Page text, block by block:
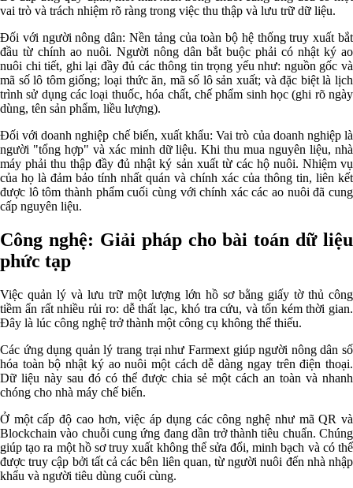
vai trò và trách nhiệm rõ ràng trong việc thu thập và lưu trữ dữ liệu.
Đối với người nông dân: Nền tảng của toàn bộ hệ thống truy xuất bắt
đầu từ chính ao nuôi. Người nông dân bắt buộc phải có nhật ký ao
nuôi chi tiết, ghi lại đầy đủ các thông tin trọng yếu như: nguồn gốc và
mã số lô tôm giống; loại thức ăn, mã số lô sản xuất; và đặc biệt là lịch
trình sử dụng các loại thuốc, hóa chất, chế phẩm sinh học (ghi rõ ngày
dùng, tên sản phẩm, liều lượng).
Đối với doanh nghiệp chế biến, xuất khẩu: Vai trò của doanh nghiệp là
người "tổng hợp" và xác minh dữ liệu. Khi thu mua nguyên liệu, nhà
máy phải thu thập đầy đủ nhật ký sản xuất từ các hộ nuôi. Nhiệm vụ
của họ là đảm bảo tính nhất quán và chính xác của thông tin, liên kết
được lô tôm thành phẩm cuối cùng với chính xác các ao nuôi đã cung
cấp nguyên liệu.
Công nghệ: Giải pháp cho bài toán dữ liệu
phức tạp
Việc quản lý và lưu trữ một lượng lớn hồ sơ bằng giấy tờ thủ công
tiềm ẩn rất nhiều rủi ro: dễ thất lạc, khó tra cứu, và tốn kém thời gian.
Đây là lúc công nghệ trở thành một công cụ không thể thiếu.
Các ứng dụng quản lý trang trại như Farmext giúp người nông dân số
hóa toàn bộ nhật ký ao nuôi một cách dễ dàng ngay trên điện thoại.
Dữ liệu này sau đó có thể được chia sẻ một cách an toàn và nhanh
chóng cho nhà máy chế biến.
Ở một cấp độ cao hơn, việc áp dụng các công nghệ như mã QR và
Blockchain vào chuỗi cung ứng đang dần trở thành tiêu chuẩn. Chúng
giúp tạo ra một hồ sơ truy xuất không thể sửa đổi, minh bạch và có thể
được truy cập bởi tất cả các bên liên quan, từ người nuôi đến nhà nhập
khẩu và người tiêu dùng cuối cùng.